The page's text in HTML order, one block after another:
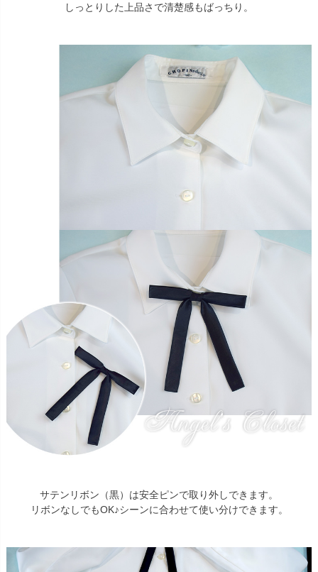
しっとりした上品さで清楚感もばっちり。
サテンリボン（黒）は安全ピンで取り外しできます。
リボンなしでもOK♪シーンに合わせて使い分けできます。